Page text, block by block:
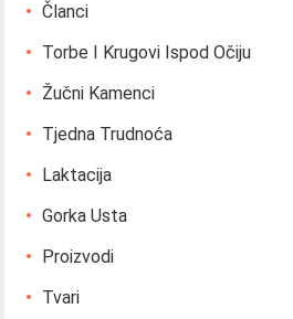
Članci
Torbe I Krugovi Ispod Očiju
Žučni Kamenci
Tjedna Trudnoća
Laktacija
Gorka Usta
Proizvodi
Tvari